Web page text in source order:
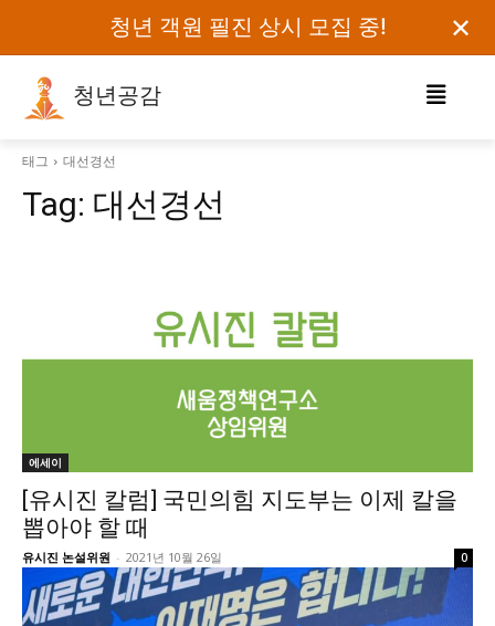
검색어를 입력하세요.
정치
정치일반
국회/정당
대통령실 및 총리실
청년 객원 필진 상시 모집 중! ✕
청년공감
태그 대선경선
Tag: 대선경선
에세이
[유시진 칼럼] 국민의힘 지도부는 이제 칼을
뽑아야 할 때
유시진 논설위원 - 2021년 10월 26일 0